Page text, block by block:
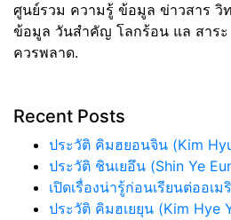
ศูนย์รวม ความรู้ ข้อมูล ข่าวสาร วิ
ข้อมูล วันสำคัญ โลกร้อน แล สาร
ควรพลาด.
Recent Posts
ประวัติ คิมฮยอนจิน (Kim
ประวัติ ชินเยอึน (Shin Ye
เปิดเรื่องน่ารู้ก่อนเรียนต่ออเ
ประวัติ คิมฮเยยุน (Kim Hye